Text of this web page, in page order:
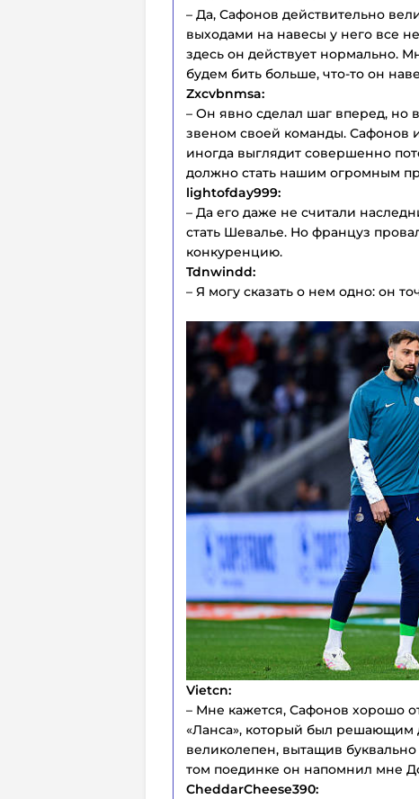
– Да, Сафонов действительно
выходами на навесы у него все
здесь он действует нормально.
будем бить больше, что-то он
Zxcvbnmsa:
– Он явно сделал шаг вперед, но
звеном своей команды. Сафонов
иногда выглядит совершенно
должно стать нашим огромным
lightofday999:
– Да его даже не считали
стать Шевалье. Но француз
конкуренцию.
Tdnwindd:
– Я могу сказать о нем одно: он
Vietcn:
– Мне кажется, Сафонов хорошо
«Ланса», который был решающим
великолепен, вытащив
том поединке он напомнил мне
CheddarCheese390: